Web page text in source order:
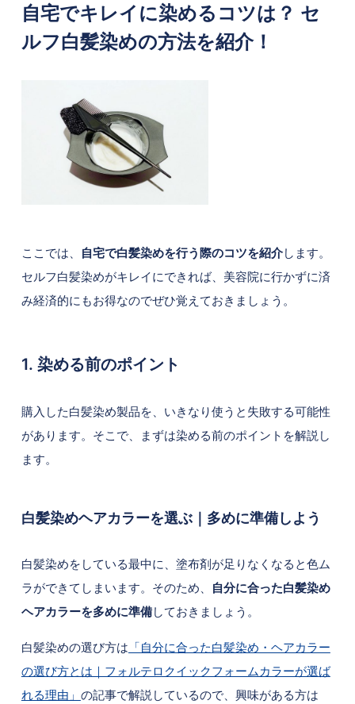
自宅でキレイに染めるコツは？ セ
ルフ白髪染めの方法を紹介！
ここでは、 自宅で白髪染めを行う際のコツを紹介します。
セルフ白髪染めがキレイにできれば、美容院に行かずに済
み経済的にもお得なのでぜひ覚えておきましょう。
1. 染める前のポイント
購入した白髪染め製品を、いきなり使うと失敗する可能性
があります。そこで、まずは染める前のポイントを解説し
ます。
白髪染めヘアカラーを選ぶ｜多めに準備しよう
白髪染めをしている最中に、塗布剤が足りなくなると色ム
ラができてしまいます。そのため、
自分に合った白髪染め
ヘアカラーを多めに準備しておきましょう。
白髪染めの選び方は 「自分に合った白髪染め・ヘアカラー
の選び方とは｜フォルテロクイックフォームカラーが選ば
れる理由」 の記事で解説しているので、興味がある方は